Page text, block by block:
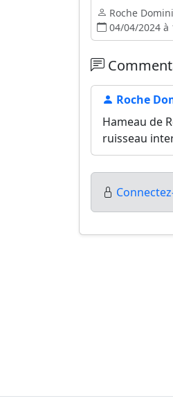
Roche
04/04/2024 à
Roche
Hameau de
ruisseau